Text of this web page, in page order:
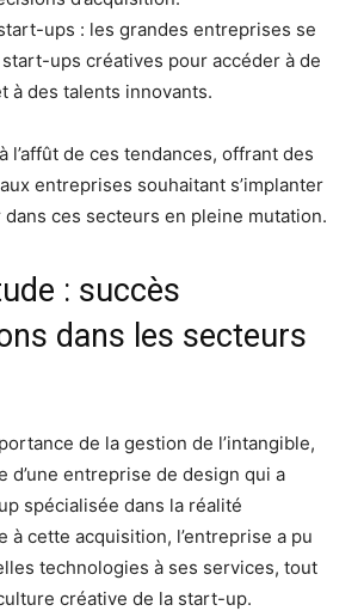
ups : les grandes entreprises se
ups créatives pour accéder à de
à des talents innovants.
l’affût de ces tendances, offrant des
entreprises souhaitant s’implanter
ces secteurs en pleine mutation.
: succès
dans les secteurs
de la gestion de l’intangible,
d’une entreprise de design qui a
spécialisée dans la réalité
à cette acquisition, l’entreprise a pu
technologies à ses services, tout
créative de la start-up.